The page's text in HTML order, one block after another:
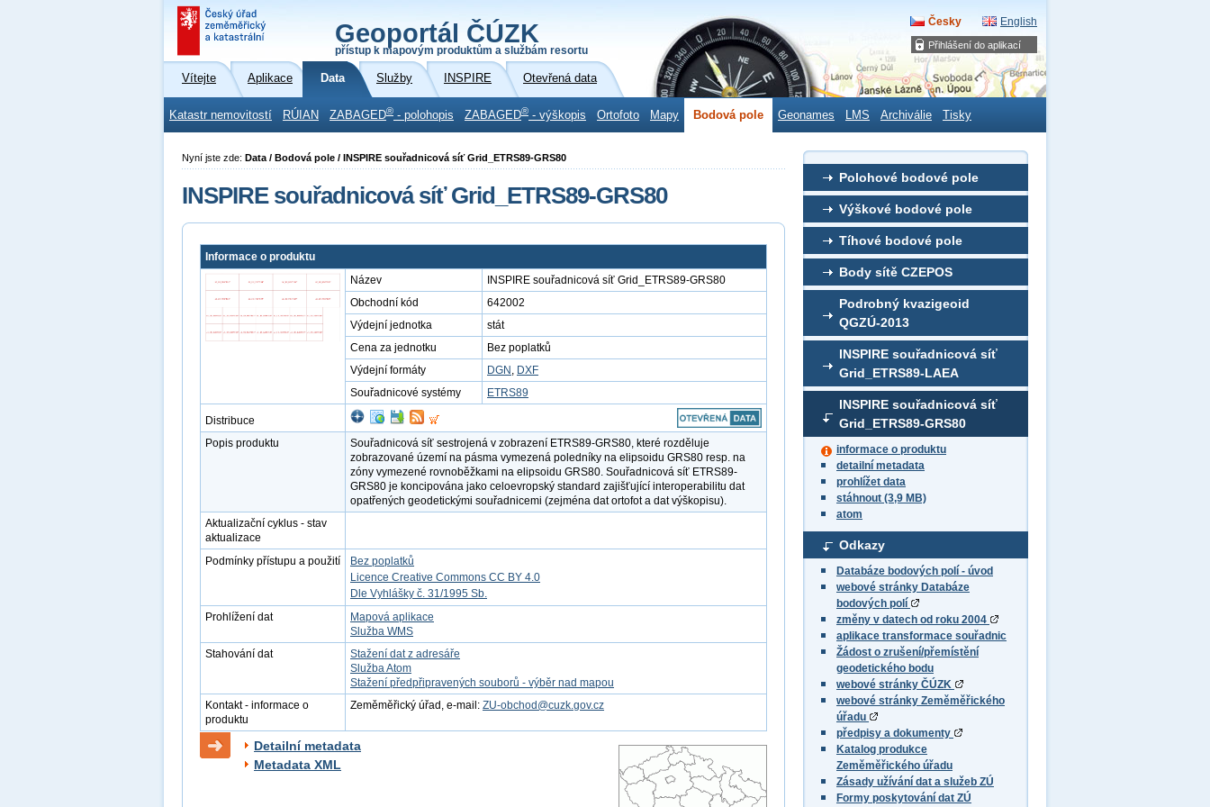
Přihlášení do aplikací
Geoportál ČÚZK
přístup k mapovým produktům a službám resortu
Česky English
Vítejte Aplikace Data Služby INSPIRE Otevřená data
Katastr nemovitostí RÚIAN ZABAGED® - polohopis ZABAGED® - výškopis Ortofoto Mapy Bodová pole Geonames LMS Archiválie Tisky
Polohové bodové pole
Výškové bodové pole
Tíhové bodové pole
Body sítě CZEPOS
Podrobný kvazigeoid
QGZÚ-2013
INSPIRE souřadnicová síť
Grid_ETRS89-LAEA
INSPIRE souřadnicová síť
Grid_ETRS89-GRS80
informace o produktu
detailní metadata
prohlížet data
stáhnout (3,9 MB)
atom
Odkazy
Databáze bodových polí - úvod
webové stránky Databáze
bodových polí
změny v datech od roku 2004
aplikace transformace souřadnic
Žádost o zrušení/přemístění
geodetického bodu
webové stránky ČÚZK
webové stránky Zeměměřického
úřadu
předpisy a dokumenty
Katalog produkce
Zeměměřického úřadu
Zásady užívání dat a služeb ZÚ
Formy poskytování dat ZÚ
Nyní jste zde: Data / Bodová pole / INSPIRE souřadnicová síť Grid_ETRS89-GRS80
INSPIRE souřadnicová síť Grid_ETRS89-GRS80
Informace o produktu
Název
INSPIRE souřadnicová síť Grid_ETRS89-GRS80
Obchodní kód
642002
Výdejní jednotka
stát
Cena za jednotku
Bez poplatků
Výdejní formáty
DGN , DXF
Souřadnicové systémy
ETRS89
Distribuce
Popis produktu
Souřadnicová síť sestrojená v zobrazení ETRS89-GRS80, které rozděluje
zobrazované území na pásma vymezená poledníky na elipsoidu GRS80 resp. na
zóny vymezené rovnoběžkami na elipsoidu GRS80. Souřadnicová síť ETRS89-
GRS80 je koncipována jako celoevropský standard zajišťující interoperabilitu dat
opatřených geodetickými souřadnicemi (zejména dat ortofot a dat výškopisu).
Aktualizační cyklus - stav
aktualizace
Podmínky přístupu a použití
Bez poplatků
Licence Creative Commons CC BY 4.0
Dle Vyhlášky č. 31/1995 Sb.
Prohlížení dat
Mapová aplikace
Služba WMS
Stahování dat
Stažení dat z adresáře
Služba Atom
Stažení předpřipravených souborů - výběr nad mapou
Kontakt - informace o
produktu
Zeměměřický úřad, e-mail: ZU-obchod@cuzk.gov.cz
Detailní metadata
Metadata XML